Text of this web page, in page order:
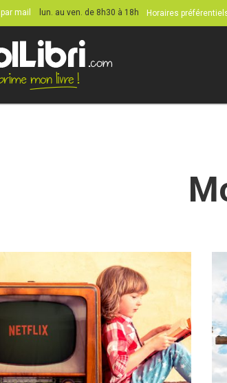
par mail lun. au ven. de 8h30 à 18h Horaires